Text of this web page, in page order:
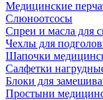
Медицинские
Слюноотсосы
Спреи и масла для
Чехлы для
Шапочки
Салфетки
Блоки для
Простыни